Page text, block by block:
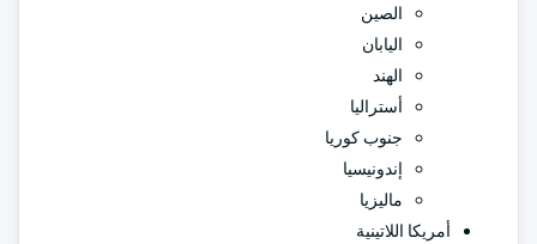
الصين
اليابان
الهند
أستراليا
جنوب كوريا
إندونيسيا
ماليزيا
أمريكا اللاتينية